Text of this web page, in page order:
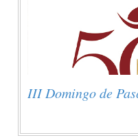
III Domingo de